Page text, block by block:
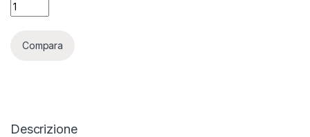
Compara
Descrizione